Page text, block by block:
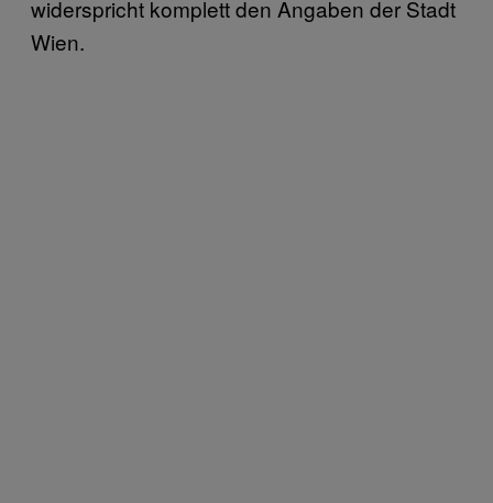
widerspricht komplett den Angaben der Stadt
Wien.